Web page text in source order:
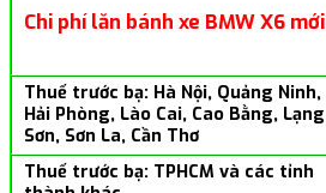
Chi phí lăn bánh xe BMW X6 mới
Thuế trước bạ: Hà Nội, Quảng Ninh,
Hải Phòng, Lào Cai, Cao Bằng, Lạng
Sơn, Sơn La, Cần Thơ
Thuế trước bạ: TPHCM và các tỉnh